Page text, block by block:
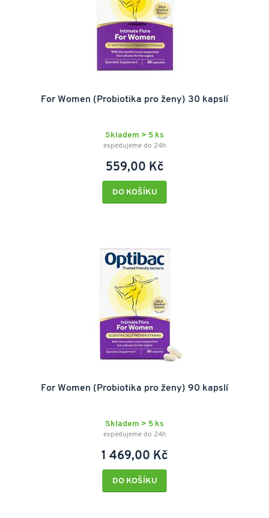
For Women (Probiotika pro ženy) 30 kapslí
Skladem > 5 ks
expedujeme do 24h
559,00 Kč
DO KOŠÍKU
For Women (Probiotika pro ženy) 90 kapslí
Skladem > 5 ks
expedujeme do 24h
1 469,00 Kč
DO KOŠÍKU